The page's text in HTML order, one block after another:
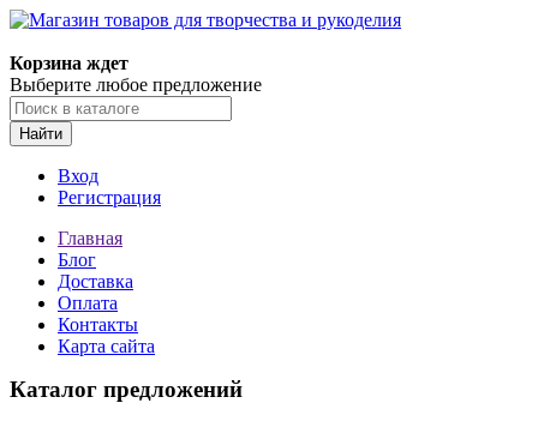
Корзина ждет
Выберите любое предложение
Найти
Вход
Регистрация
Главная
Блог
Доставка
Оплата
Контакты
Карта сайта
Каталог предложений